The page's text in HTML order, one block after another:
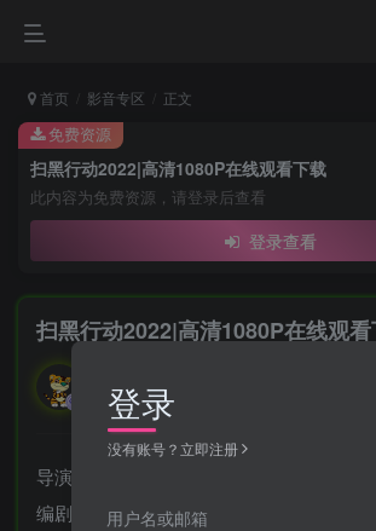
首页 影音专区 正文
扫黑行动2022|高清1080P在线观看下载
此内容为免费资源，请登录后查看
登录查看
免费资源
扫黑行动2022|高清1080P在线观
酒醒只在花前坐，酒醉还来花下眠。
导演: 林德禄
编剧: 管彦杰 / 高阳 / 佟睦 / 兆利 / 徐以文 /
登录
没有账号？立即注册
用户名或邮箱